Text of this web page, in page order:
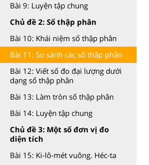
Bài 9: Luyện tập chung
Chủ đề 2: Số thập phân
Bài 10: Khái niệm số thập phân
Bài 11: So sánh các số thập phân
Bài 12: Viết số đo đại lượng dưới
dạng số thập phân
Bài 13: Làm tròn số thập phân
Bài 14: Luyện tập chung
Chủ đề 3: Một số đơn vị đo
diện tích
Bài 15: Ki-lô-mét vuông. Héc-ta